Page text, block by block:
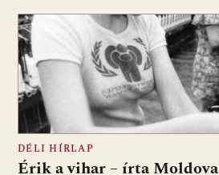
DÉLI HÍRLAP
Érik a vihar – írta